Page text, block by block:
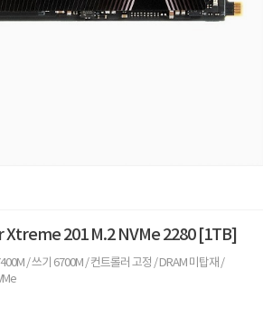
201 M.2 NVMe 2280 [1TB]
/ 쓰기 6700M / 컨트롤러 고정 / DRAM 미탑재 /